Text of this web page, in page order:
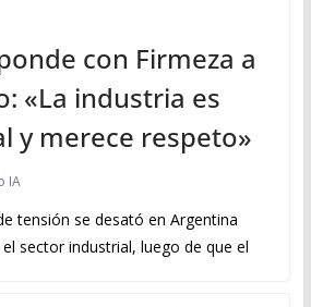
con Firmeza a
«La industria es
y merece respeto»
IA
tensión se desató en Argentina
sector industrial, luego de que el